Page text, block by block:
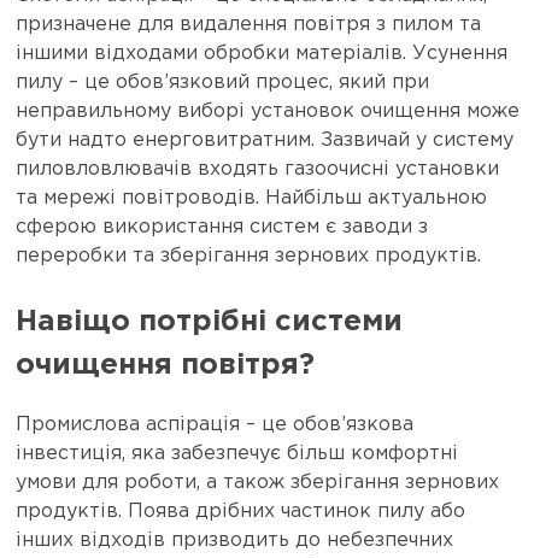
призначене для видалення повітря з пилом та
іншими відходами обробки матеріалів. Усунення
пилу – це обов’язковий процес, який при
неправильному виборі установок очищення може
бути надто енерговитратним. Зазвичай у систему
пиловловлювачів входять газоочисні установки
та мережі повітроводів. Найбільш актуальною
сферою використання систем є заводи з
переробки та зберігання зернових продуктів.
Навіщо потрібні системи
очищення повітря?
Промислова аспірація – це обов’язкова
інвестиція, яка забезпечує більш комфортні
умови для роботи, а також зберігання зернових
продуктів. Поява дрібних частинок пилу або
інших відходів призводить до небезпечних